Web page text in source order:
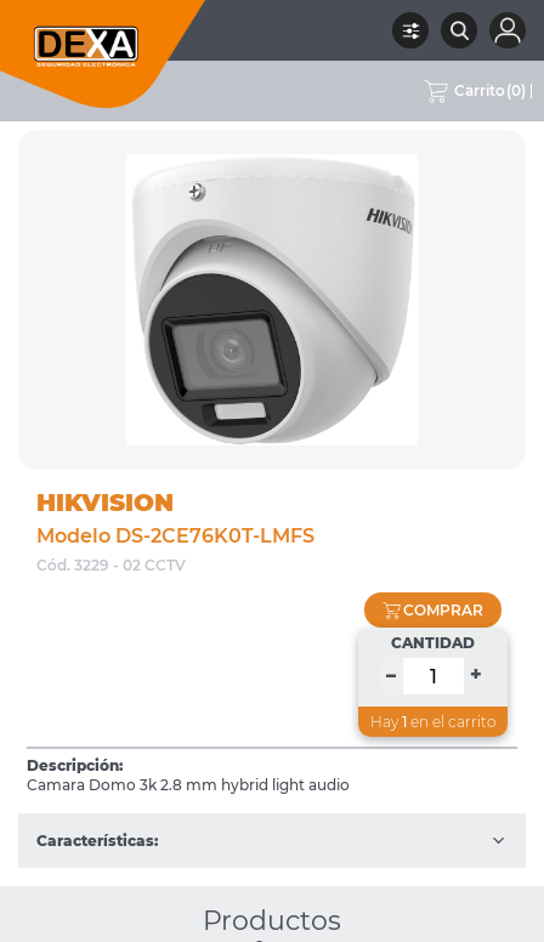
Carrito (0)
RUBRO SUBRUBRO HIKVISION
HIKVISION
Modelo DS-2CE76K0T-LMFS
Cód. 3229 - 02 CCTV
COMPRAR
CANTIDAD
– +
Hay 1 en el carrito
Descripción:
Camara Domo 3k 2.8 mm hybrid light audio
Características:
Productos